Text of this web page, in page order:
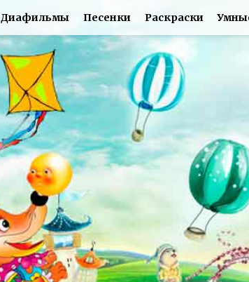
Диафильмы Песенки Раскраски